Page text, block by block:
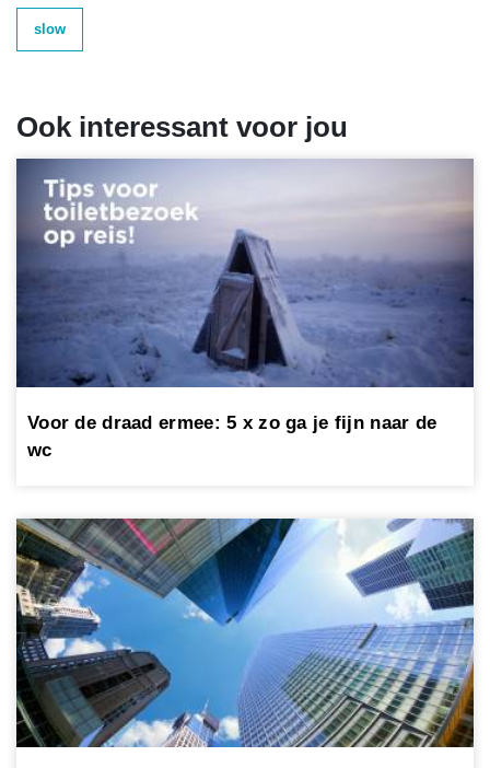
slow
Ook interessant voor jou
Voor de draad ermee: 5 x zo ga je fijn naar de
wc